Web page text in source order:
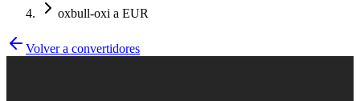
oxbull-oxi a EUR
Volver a convertidores